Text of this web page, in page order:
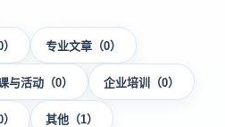
专业文章（0）
与活动（0） 企业培训（0）
其他（1）